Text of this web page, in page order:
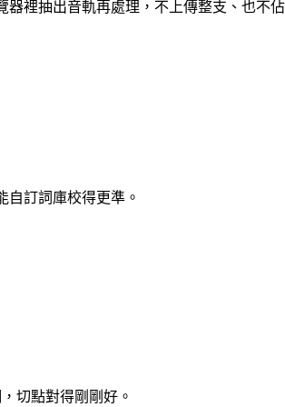
器裡抽出音軌再處理，不上傳整支、也不
自訂詞庫校得更準。
切點對得剛剛好。